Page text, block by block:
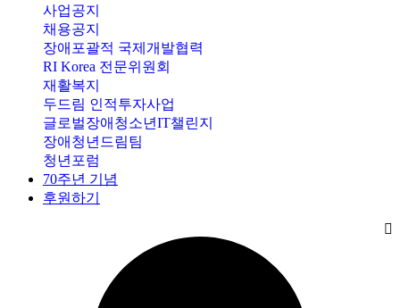
사업공지
채용공지
장애포괄적 국제개발협력
RI Korea 전문위원회
재활복지
두드림 인적투자사업
글로벌장애청소년IT챌린지
장애청년드림팀
청년포럼
70주년 기념
후원하기